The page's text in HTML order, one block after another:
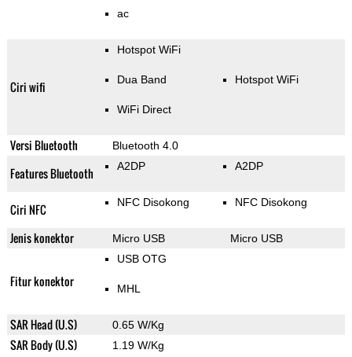
ac
Ciri wifi
Hotspot WiFi
Dua Band
WiFi Direct
Hotspot WiFi
Versi Bluetooth Bluetooth 4.0
Features Bluetooth A2DP A2DP
Ciri NFC NFC Disokong NFC Disokong
Jenis konektor Micro USB Micro USB
Fitur konektor
USB OTG
MHL
SAR Head (U.S) 0.65 W/Kg
SAR Body (U.S) 1.19 W/Kg